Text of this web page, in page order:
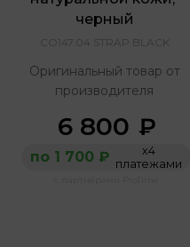
черный
CO147.04 STRAP BLACK
Оригинальный товар от
производителя
6 800 ₽
по 1 700 ₽
х4
платежами